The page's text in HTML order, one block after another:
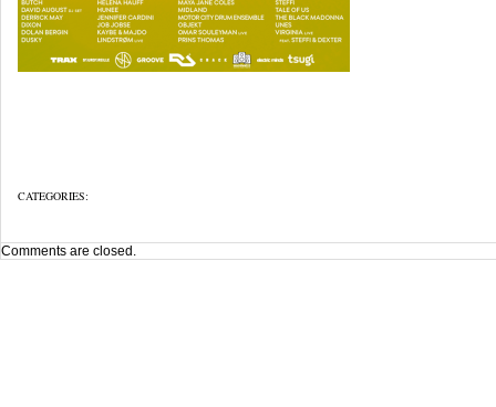
CATEGORIES:
Comments are closed.